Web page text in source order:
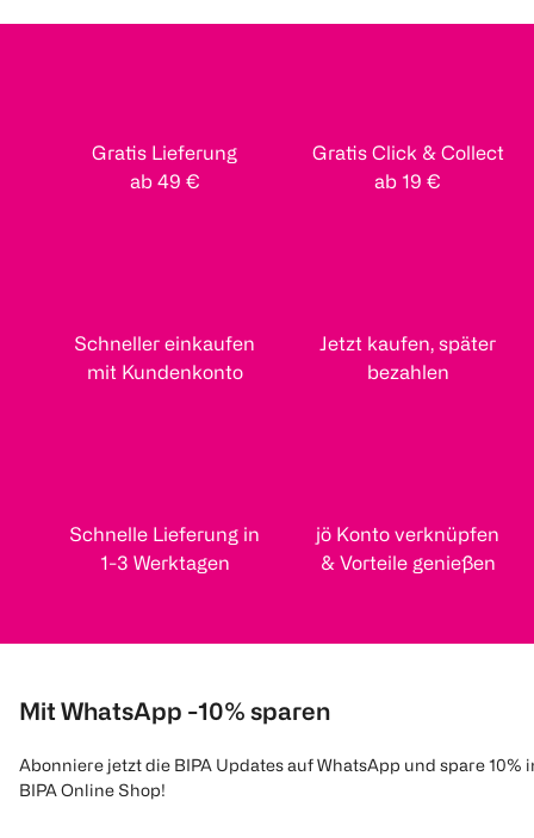
Gratis Lieferung
ab 49 €
Gratis Click & Collect
ab 19 €
Schneller einkaufen
mit Kundenkonto
Jetzt kaufen, später
bezahlen
Schnelle Lieferung in
1-3 Werktagen
jö Konto verknüpfen
& Vorteile genießen
Mit WhatsApp -10% sparen
Abonniere jetzt die BIPA Updates auf WhatsApp und spare 10%
BIPA Online Shop!